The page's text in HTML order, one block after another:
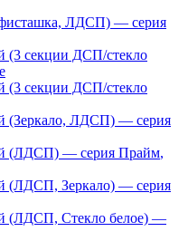
ЛДСП) — серия
секции ДСП/стекло
секции ДСП/стекло
(Зеркало, ЛДСП) — серия
(ЛДСП) — серия Прайм,
(ЛДСП, Зеркало) — серия
(ЛДСП, Стекло белое) —